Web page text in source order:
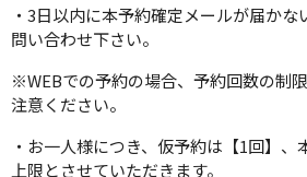
・3日以内に本予約確定メールが届か
問い合わせ下さい。
※WEBでの予約の場合、予約回数の制
注意ください。
・お一人様につき、仮予約は【1回】、
上限とさせていただきます。